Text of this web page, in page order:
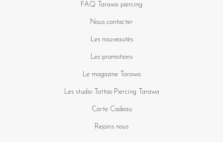
FAQ Tarawa piercing
Nous contacter
Les nouveautés
Les promotions
Le magazine Tarawa
Les studio Tattoo Piercing Tarawa
Carte Cadeau
Rejoins nous